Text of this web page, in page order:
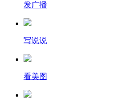
发广播
写说说
看美图